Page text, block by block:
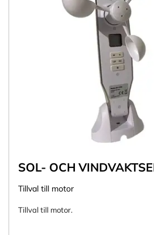
SOL- OCH
Tillval till motor
Tillval till motor.